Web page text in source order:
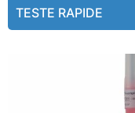
TESTE RAPIDE